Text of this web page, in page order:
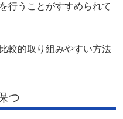
行うことがすすめられて
較的取り組みやすい方法
つ